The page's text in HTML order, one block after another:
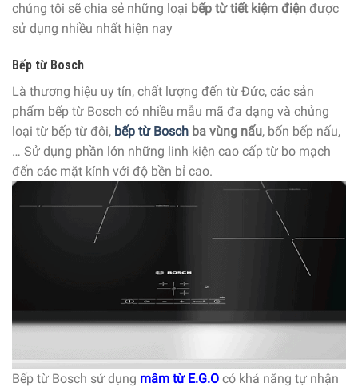
chúng tôi sẽ chia sẻ những loại bếp từ tiết kiệm điện được
sử dụng nhiều nhất hiện nay
Bếp từ Bosch
Là thương hiệu uy tín, chất lượng đến từ Đức, các sản
phẩm bếp từ Bosch có nhiều mẫu mã đa dạng và chủng
loại từ bếp từ đôi, bếp từ Bosch ba vùng nấu, bốn bếp nấu,
… Sử dụng phần lớn những linh kiện cao cấp từ bo mạch
đến các mặt kính với độ bền bỉ cao.
Bếp từ Bosch sử dụng mâm từ E.G.O có khả năng tự nhận